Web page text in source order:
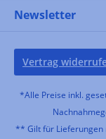
Newsletter
Vertrag
*Alle Preise inkl.
** Gilt für Lieferungen